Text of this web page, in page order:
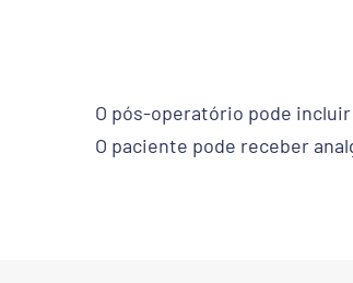
O pós-operatório pode
O paciente pode receber